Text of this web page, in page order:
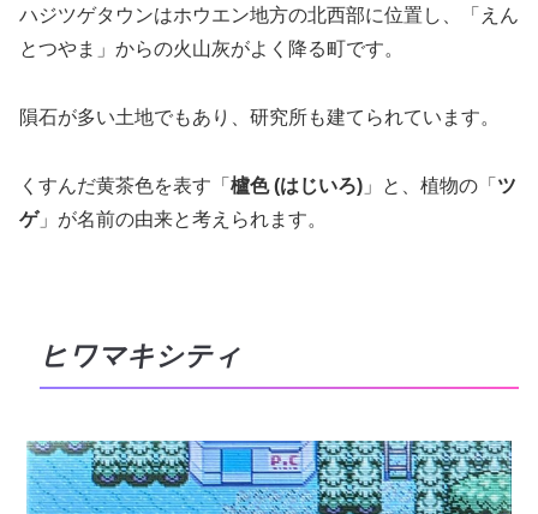
ハジツゲタウンはホウエン地方の北西部に位置し、「えん
とつやま」からの火山灰がよく降る町です。
隕石が多い土地でもあり、研究所も建てられています。
くすんだ黄茶色を表す「 櫨色 (はじいろ) 」と、植物の「 ツ
ゲ」が名前の由来と考えられます。
ヒワマキシティ